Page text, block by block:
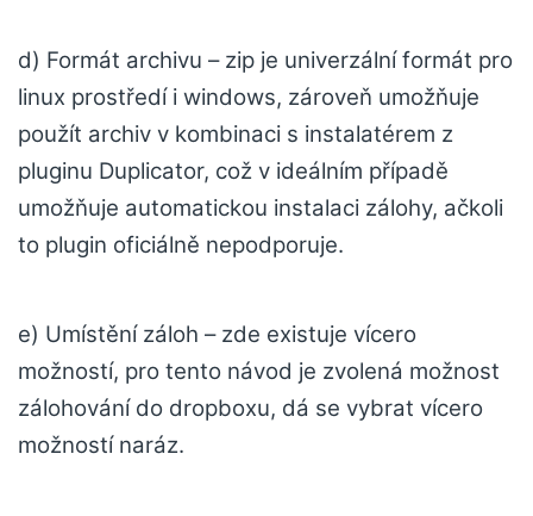
d) Formát archivu – zip je univerzální formát pro
linux prostředí i windows, zároveň umožňuje
použít archiv v kombinaci s instalatérem z
pluginu Duplicator, což v ideálním případě
umožňuje automatickou instalaci zálohy, ačkoli
to plugin oficiálně nepodporuje.
e) Umístění záloh – zde existuje vícero
možností, pro tento návod je zvolená možnost
zálohování do dropboxu, dá se vybrat vícero
možností naráz.